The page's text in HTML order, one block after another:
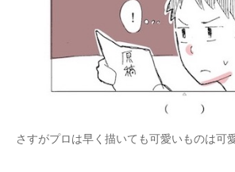
さすがプロは早く描いても可愛いものは可